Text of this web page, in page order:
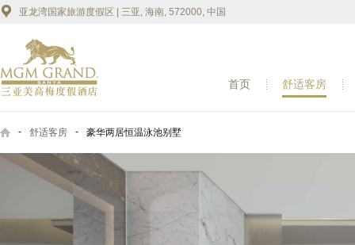
亚龙湾国家旅游度假区 | 三亚, 海南, 572000, 中国
首页 舒适客房
- 舒适客房 - 豪华两居恒温泳池别墅